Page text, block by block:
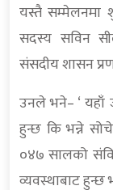
यस्तै सम्मेलनमा
सदस्य सविन
संसदीय शासन
उनले भने– ‘ यहाँ
हुन्छ कि भन्ने
०४७ सालको
व्यवस्थाबाट हुन्छ